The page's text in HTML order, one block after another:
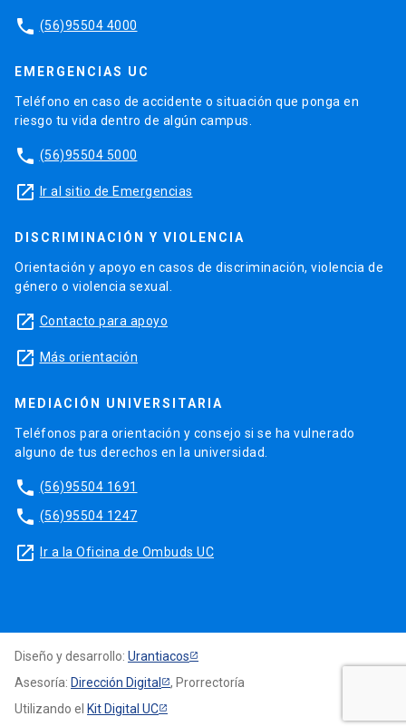
phone (56)95504 4000
EMERGENCIAS UC
Teléfono en caso de accidente o situación que ponga en
riesgo tu vida dentro de algún campus.
phone (56)95504 5000
launch Ir al sitio de Emergencias
DISCRIMINACIÓN Y VIOLENCIA
Orientación y apoyo en casos de discriminación, violencia de
género o violencia sexual.
launch Contacto para apoyo
launch Más orientación
MEDIACIÓN UNIVERSITARIA
Teléfonos para orientación y consejo si se ha vulnerado
alguno de tus derechos en la universidad.
phone (56)95504 1691
phone (56)95504 1247
launch Ir a la Oficina de Ombuds UC
Diseño y desarrollo: Urantiacos
Asesoría: Dirección Digital
, Prorrectoría
Utilizando el Kit Digital UC